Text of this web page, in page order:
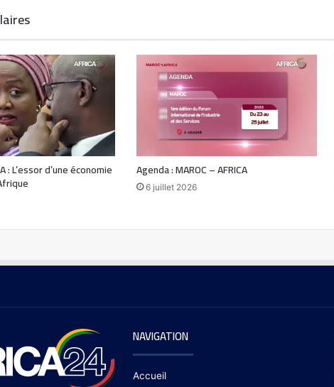
: L’essor d’une économie Agenda : MAROC – AFRICA
6 juillet 2026
NAVIGATION
Accueil